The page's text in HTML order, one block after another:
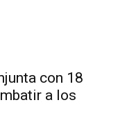
con 18
a los